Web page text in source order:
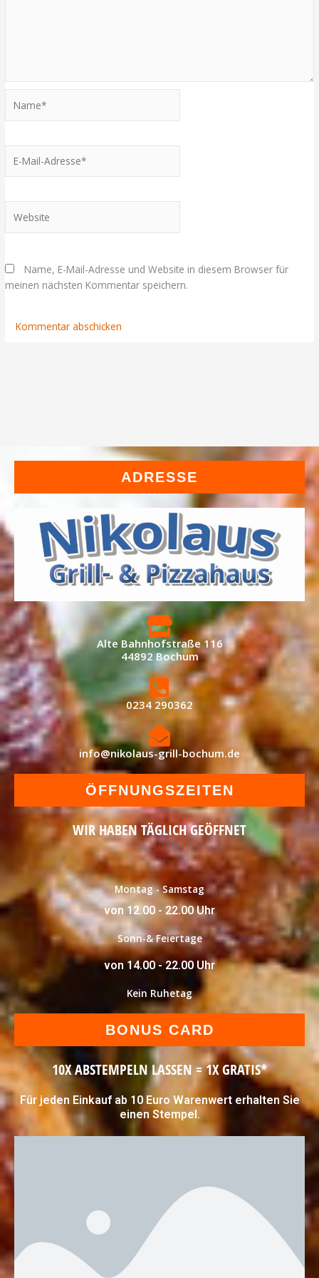
Mail-
Name, E-Mail-Adresse und Website in diesem Browser für
meinen nächsten Kommentar speichern.
ADRESSE
Alte Bahnhofstraße 116
44892 Bochum
0234 290362
info@nikolaus-grill-bochum.de
ÖFFNUNGSZEITEN
WIR HABEN TÄGLICH GEÖFFNET
Montag - Samstag
von 12.00 - 22.00 Uhr
Sonn-& Feiertage
von 14.00 - 22.00 Uhr
Kein Ruhetag
BONUS CARD
10X ABSTEMPELN LASSEN = 1X GRATIS*
Für jeden Einkauf ab 10 Euro Warenwert erhalten Sie
einen Stempel.